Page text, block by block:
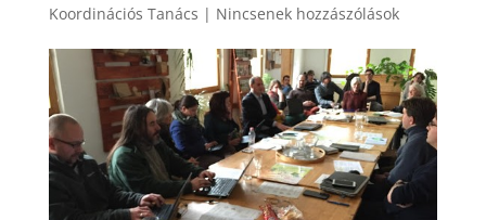
Koordinációs Tanács | Nincsenek hozzászólások